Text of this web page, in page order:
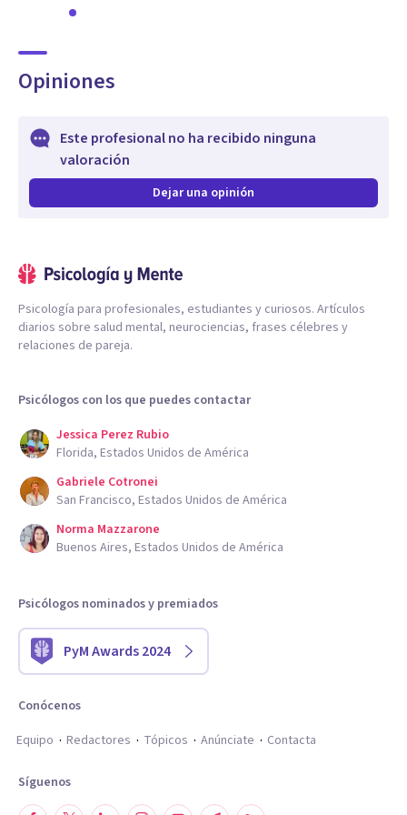
limitantes.
-Aportamos una experiencia de inmersión total y de alto
Curso de Meditación:
-Descubrir qué hay más allá de la barrera que nuestra propia
Opiniones
Este profesional no ha recibido ninguna
valoración
Dejar una opinión
Psicología para profesionales, estudiantes y curiosos. Artículos
diarios sobre salud mental, neurociencias, frases célebres y
relaciones de pareja.
Psicólogos con los que puedes contactar
Jessica Perez Rubio
Florida, Estados Unidos de América
Gabriele Cotronei
San Francisco, Estados Unidos de América
Norma Mazzarone
Buenos Aires, Estados Unidos de América
Psicólogos nominados y premiados
PyM Awards 2024
Conócenos
Equipo
Redactores Tópicos Anúnciate Contacta
Síguenos